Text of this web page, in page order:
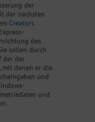
der
der nächsten
Creators
des
sollen durch
der der
mit denen er die
und
und